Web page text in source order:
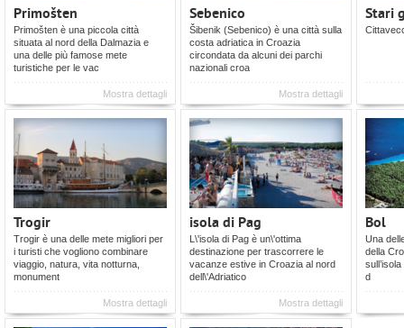
Primošten
Primošten è una piccola città
situata al nord della Dalmazia e
una delle più famose mete
turistiche per le vac
Mostra dettagli
Sebenico
Šibenik (Sebenico) è una città sulla
costa adriatica in Croazia
circondata da alcuni dei parchi
nazionali croa
Mostra dettagli
Stari
Trogir
Trogir è una delle mete migliori per
i turisti che vogliono combinare
viaggio, natura, vita notturna,
monument
Mostra dettagli
isola di Pag
L\'isola di Pag è un\'ottima
destinazione per trascorrere le
vacanze estive in Croazia al nord
dell\'Adriatico
Mostra dettagli
Bol
Una
della
d